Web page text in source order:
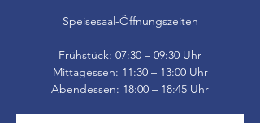
Speisesaal-Öffnungszeiten
Frühstück: 07:30 – 09:30 Uhr
Mittagessen: 11:30 – 13:00 Uhr